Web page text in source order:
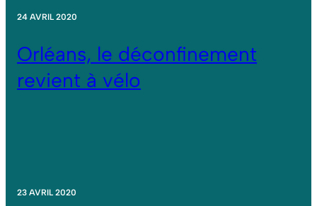
24 AVRIL 2020
Orléans, le déconfinement
revient à vélo
23 AVRIL 2020